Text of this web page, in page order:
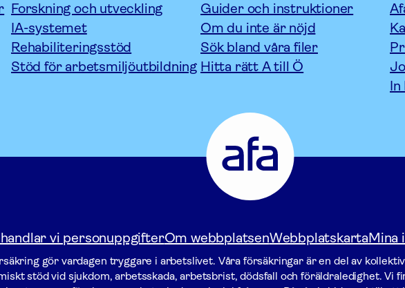
Forskning och utveckling
IA-systemet
Rehabiliteringsstöd
Stöd för arbetsmiljöutbildning
Guider och instruktioner
Om du inte är nöjd
Sök bland våra filer
Hitta rätt A till Ö
In
Försäkring
Gå
till
startsidan
vi personuppgifterOm webbplatsenWebbplatskartaMina
gör vardagen tryggare i arbetslivet. Våra försäk­ringar är en del av
stöd vid sjukdom, arbetsskada, arbetsbrist, dödsfall och föräldraledighet. Vi